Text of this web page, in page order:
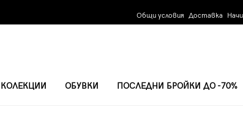
Общи условия Доставка
КОЛЕКЦИИ ОБУВКИ ПОСЛЕДНИ БРОЙКИ ДО -70%